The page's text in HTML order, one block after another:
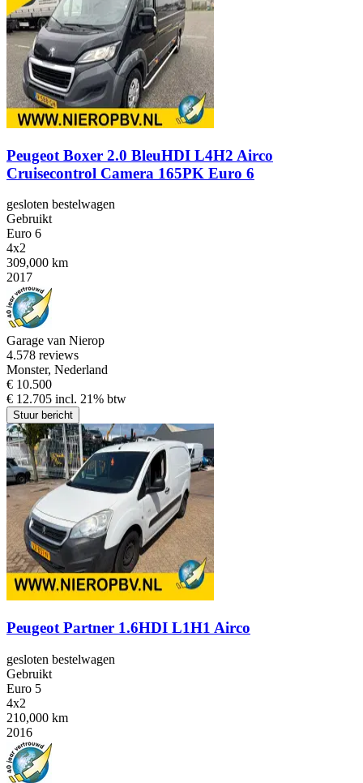
Peugeot Boxer 2.0 BleuHDI L4H2 Airco
Cruisecontrol Camera 165PK Euro 6
gesloten bestelwagen
Gebruikt
Euro 6
4x2
309,000 km
2017
Garage van Nierop
4.578 reviews
Monster, Nederland
€ 10.500
€ 12.705 incl. 21% btw
Stuur bericht
Peugeot Partner 1.6HDI L1H1 Airco
gesloten bestelwagen
Gebruikt
Euro 5
4x2
210,000 km
2016